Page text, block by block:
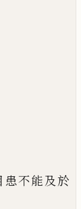
患不能及於